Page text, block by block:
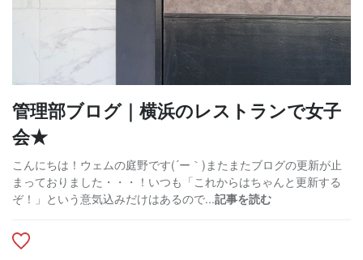
管理部ブログ｜横浜のレストランで女子
会★
こんにちは！ウェムの庭野です(´ー｀)またまたブログの更新が止
まっておりました・・・！いつも「これからはちゃんと更新する
ぞ！」という意気込みだけはあるので...記事を読む